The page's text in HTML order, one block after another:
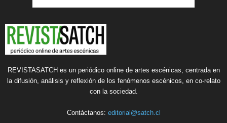
REVISTASATCH es un periódico online de artes escénicas, centrada en
la difusión, análisis y reflexión de los fenómenos escénicos, en co-relato
con la sociedad.
Contáctanos: editorial@satch.cl